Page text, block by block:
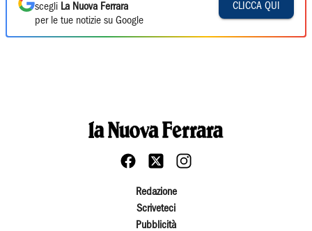
scegli La Nuova Ferrara
per le tue notizie su Google
CLICCA QUI
Redazione
Scriveteci
Pubblicità